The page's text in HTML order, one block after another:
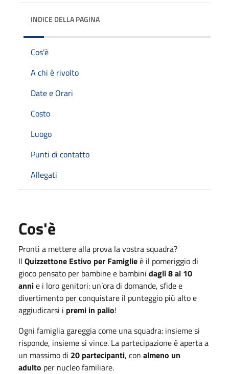
INDICE DELLA PAGINA
Cos'è
A chi è rivolto
Date e Orari
Costo
Luogo
Punti di contatto
Allegati
Cos'è
Pronti a mettere alla prova la vostra squadra?
Il Quizzettone Estivo per Famiglieè il pomeriggio di
gioco pensato per bambine e bambini dagli 8 ai 10
annie i loro genitori: un’ora di domande, sfide e
divertimento per conquistare il punteggio più alto e
aggiudicarsi i premi in palio!
Ogni famiglia gareggia come una squadra: insieme si
risponde, insieme si vince. La partecipazione è aperta a
un massimo di 20 partecipanti, con almeno un
adulto per nucleo familiare.